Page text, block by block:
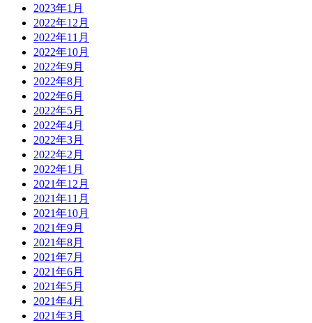
2023年1月
2022年12月
2022年11月
2022年10月
2022年9月
2022年8月
2022年6月
2022年5月
2022年4月
2022年3月
2022年2月
2022年1月
2021年12月
2021年11月
2021年10月
2021年9月
2021年8月
2021年7月
2021年6月
2021年5月
2021年4月
2021年3月